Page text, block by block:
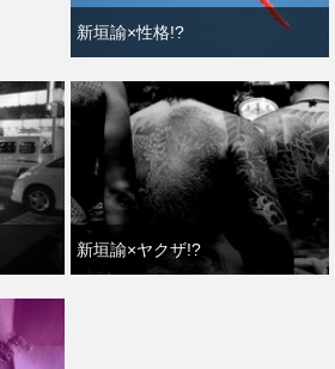
新垣諭×性格!?
新垣諭×ヤクザ!?